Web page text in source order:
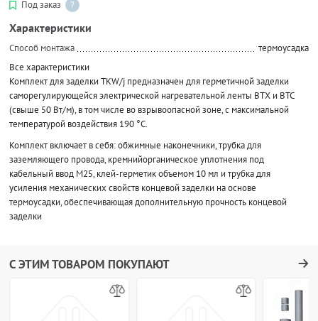
Под заказ ?
Характеристики
Способ монтажа
термоусадка
Все характеристики
Комплект для заделки TKW/j предназначен для герметичной заделки
саморегулирующейся электрической нагревательной ленты BTX и BTC
(свыше 50 Вт/м), в том числе во взрывоопасной зоне, с максимальной
температурой воздействия 190 °С.
Комплект включает в себя: обжимные наконечники, трубка для
заземляющего провода, кремнийорганическое уплотнения под
кабельный ввод М25, клей-герметик объемом 10 мл и трубка для
усиления механических свойств концевой заделки на основе
термоусадки, обеспечивающая дополнительную прочность концевой
заделки
С ЭТИМ ТОВАРОМ ПОКУПАЮТ